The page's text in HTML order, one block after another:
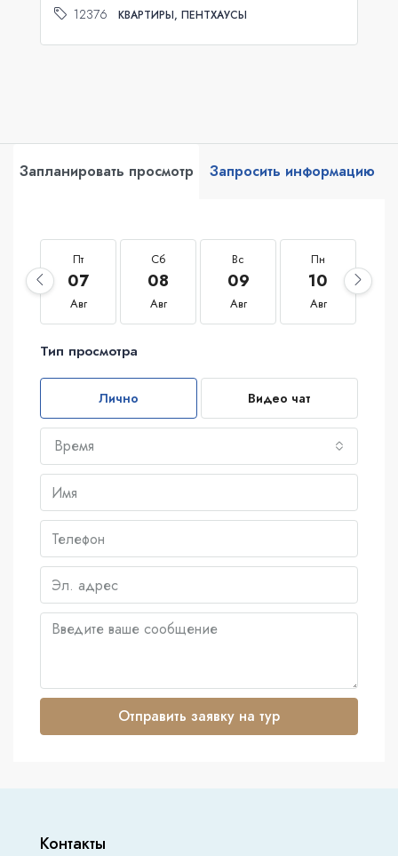
12376 КВАРТИРЫ, ПЕНТХАУСЫ
Запланировать просмотр Запросить информацию
Пт
07
Авг
Сб
08
Авг
Вс
09
Авг
Пн
10
Авг
Тип просмотра
Лично Видео чат
Время
Отправить заявку на тур
Контакты